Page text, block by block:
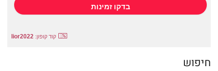
קוד קופון: lior2022
חיפוש